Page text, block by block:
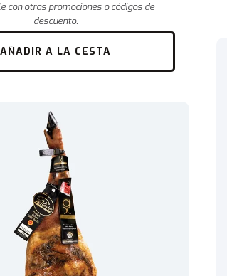
descuento.
AÑADIR A LA CESTA